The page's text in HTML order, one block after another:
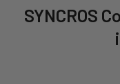
SYNCROS